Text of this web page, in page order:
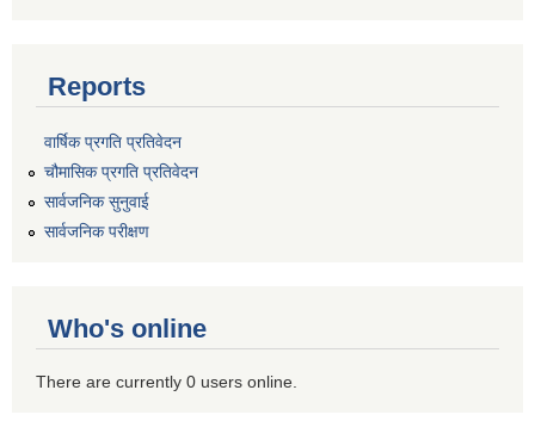
Reports
वार्षिक प्रगति प्रतिवेदन
चौमासिक प्रगति प्रतिवेदन
सार्वजनिक सुनुवाई
सार्वजनिक परीक्षण
Who's online
There are currently 0 users online.